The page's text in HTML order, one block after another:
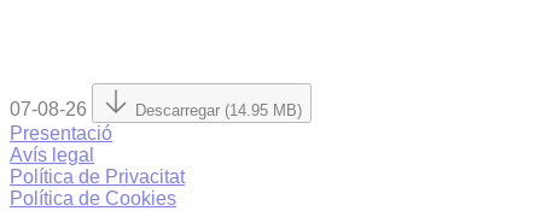
07-08-26 Descarregar (14.95 MB)
Presentació
Avís legal
Política de Privacitat
Política de Cookies